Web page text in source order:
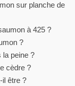
sur planche de
à 425 ?
?
la peine ?
cèdre ?
il être ?